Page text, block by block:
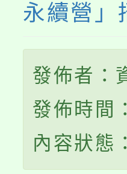
永續營」
發佈者：
發佈時間
內容狀態